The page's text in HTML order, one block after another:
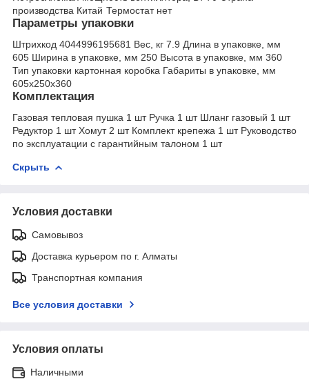
производства Китай Термостат нет
Параметры упаковки
Штрихкод 4044996195681 Вес, кг 7.9 Длина в упаковке, мм
605 Ширина в упаковке, мм 250 Высота в упаковке, мм 360
Тип упаковки картонная коробка Габариты в упаковке, мм
605х250х360
Комплектация
Газовая тепловая пушка 1 шт Ручка 1 шт Шланг газовый 1 шт
Редуктор 1 шт Хомут 2 шт Комплект крепежа 1 шт Руководство
по эксплуатации с гарантийным талоном 1 шт
Скрыть
Условия доставки
Самовывоз
Доставка курьером по г. Алматы
Транспортная компания
Все условия доставки
Условия оплаты
Наличными